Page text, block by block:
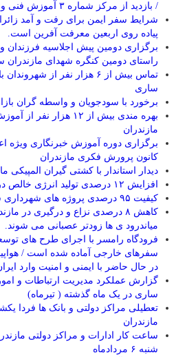
/ بازدید از مرکز شماره ۳ آموزش فنی و حرفه ای ساری
شرایط سفر ایمن برای رفت و آمد
پیاده روی اربعین معرفت آفرین است.
برگزاری دومین پیش اجلاسیه فرزندان
راستای دومین کنگره شهدای
ساری
برخورد با سودجویان و واسطه گران
بهره مندی بیش از ۱۲
مازندران
برگزاری دوره آموزش خبرنگاری ویژه
کانون پرورش فکری مازندران
دیدار استاندار با کشتی گیران المپیکی
افزایش ۱۲ درصدی تولید انرژی خالص در نیروگاه نکا
کیفیت ۹۵ درصدی پروژه های شهرداری ساری
کاهش ۸ درصدی نزاع و درگیری در
میاندرود ی ها زودتر عصبانی می شوند.
فرودگاه رامسر با اجرای طرح های
در حال حاضر با ایمنی و امنیت وارد
گزارش عملکرد مدیریت ارتباطات و
ساری در یک ماه گذشته ( تیرماه)
مازندران
شنبه ۶ مردادماه